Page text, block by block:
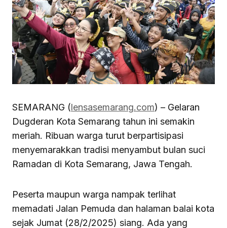
SEMARANG (lensasemarang.com) – Gelaran
Dugderan Kota Semarang tahun ini semakin
meriah. Ribuan warga turut berpartisipasi
menyemarakkan tradisi menyambut bulan suci
Ramadan di Kota Semarang, Jawa Tengah.
Peserta maupun warga nampak terlihat
memadati Jalan Pemuda dan halaman balai kota
sejak Jumat (28/2/2025) siang. Ada yang